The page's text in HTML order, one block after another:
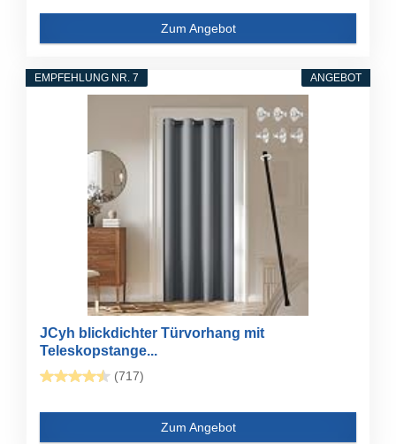
Zum Angebot
ANGEBOT
EMPFEHLUNG NR. 7
JCyh blickdichter Türvorhang mit
Teleskopstange...
(717)
Zum Angebot